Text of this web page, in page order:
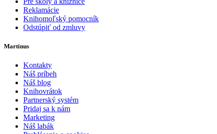
Reklamácie
Knihomoľský pomocník
Odstúpiť od zmluvy
Martinus
Kontakty
Náš príbeh
Náš blog
Knihovrátok
Partnerský systém
Pridaj sa k nám
Marketing
Náš labák